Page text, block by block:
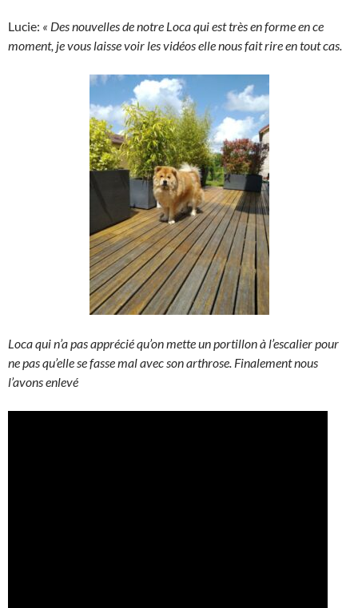
Lucie: « Des nouvelles de notre Loca qui est très en forme en ce
moment, je vous laisse voir les vidéos elle nous fait rire en tout cas.
Loca qui n’a pas apprécié qu’on mette un portillon à l’escalier pour
ne pas qu’elle se fasse mal avec son arthrose. Finalement nous
l’avons enlevé